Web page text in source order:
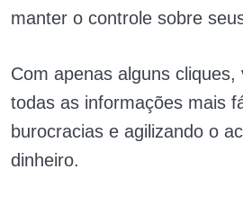
manter o controle sobre
Com apenas alguns
todas as informações mais
burocracias e agilizando o
dinheiro.